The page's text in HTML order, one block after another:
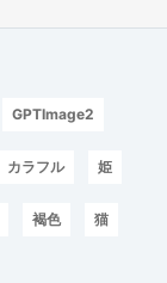
GPTImage2
カラフル 姫
褐色 猫